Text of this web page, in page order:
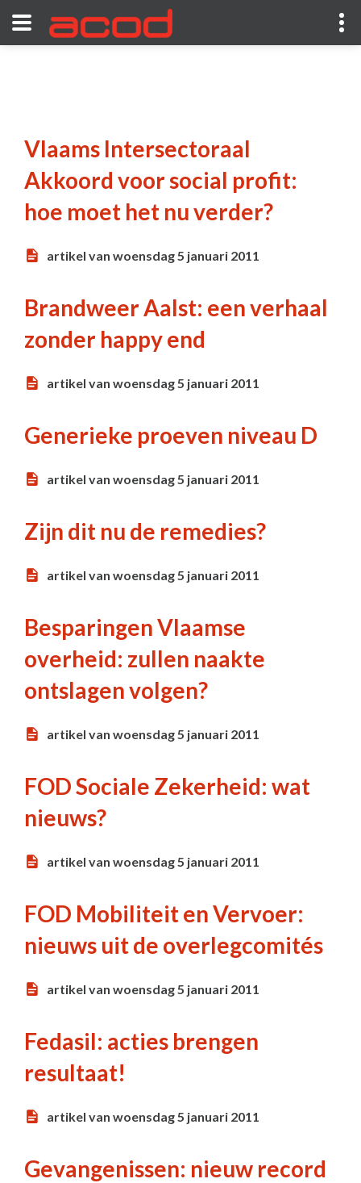
Vlaams Intersectoraal
Akkoord voor social profit:
hoe moet het nu verder?
artikel van woensdag 5 januari 2011
Brandweer Aalst: een verhaal
zonder happy end
artikel van woensdag 5 januari 2011
Generieke proeven niveau D
artikel van woensdag 5 januari 2011
Zijn dit nu de remedies?
artikel van woensdag 5 januari 2011
Besparingen Vlaamse
overheid: zullen naakte
ontslagen volgen?
artikel van woensdag 5 januari 2011
FOD Sociale Zekerheid: wat
nieuws?
artikel van woensdag 5 januari 2011
FOD Mobiliteit en Vervoer:
nieuws uit de overlegcomités
artikel van woensdag 5 januari 2011
Fedasil: acties brengen
resultaat!
artikel van woensdag 5 januari 2011
Gevangenissen: nieuw record